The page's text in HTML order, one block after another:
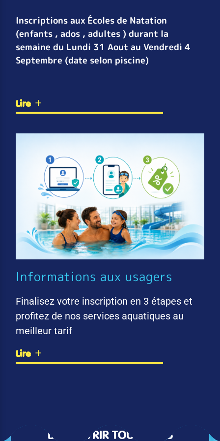
Inscriptions aux Écoles de Natation
(enfants , ados , adultes ) durant la
semaine du Lundi 31 Aout au Vendredi 4
Septembre (date selon piscine)
Lire
Informations aux usagers
Finalisez votre inscription en 3 étapes et
profitez de nos services aquatiques au
meilleur tarif
Lire
DÉCOUVRIR TOUTES LES